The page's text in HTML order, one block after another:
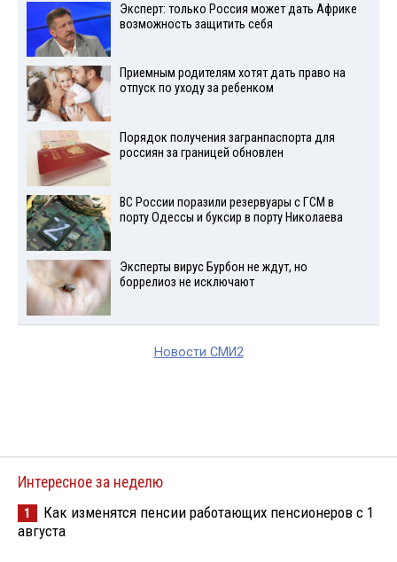
Эксперт: только Россия может дать Африке
возможность защитить себя
Приемным родителям хотят дать право на
отпуск по уходу за ребенком
Порядок получения загранпаспорта для
россиян за границей обновлен
ВС России поразили резервуары с ГСМ в
порту Одессы и буксир в порту Николаева
Эксперты вирус Бурбон не ждут, но
боррелиоз не исключают
Новости СМИ2
Интересное за неделю
1
Как изменятся пенсии работающих пенсионеров с 1
августа